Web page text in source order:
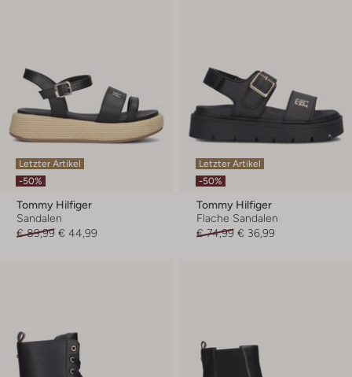
Letzter Artikel
-50%
Tommy Hilfiger
Sandalen
€ 89,99 € 44,99
Letzter Artikel
-50%
Tommy Hilfiger
Flache Sandalen
€ 74,99 € 36,99